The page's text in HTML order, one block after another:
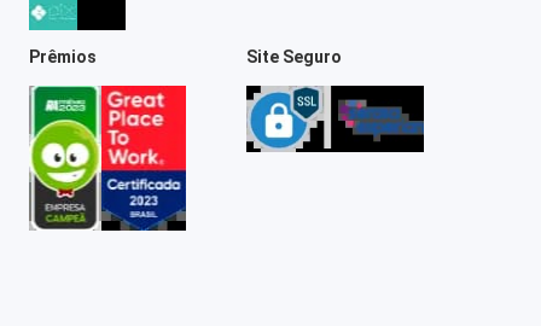
Prêmios Site Seguro